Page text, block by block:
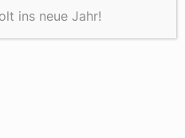
ins neue Jahr!